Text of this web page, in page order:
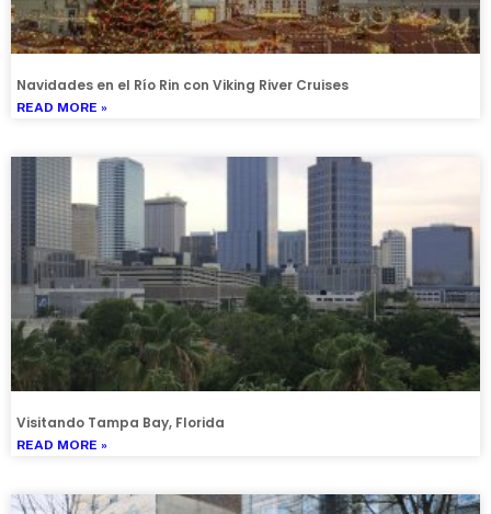
Navidades en el Río Rin con Viking River Cruises
READ MORE »
Visitando Tampa Bay, Florida
READ MORE »